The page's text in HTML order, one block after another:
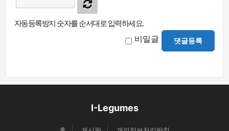
자동등록방지 숫자를 순서대로 입력하세요.
비밀글 댓글등록
I-Legumes